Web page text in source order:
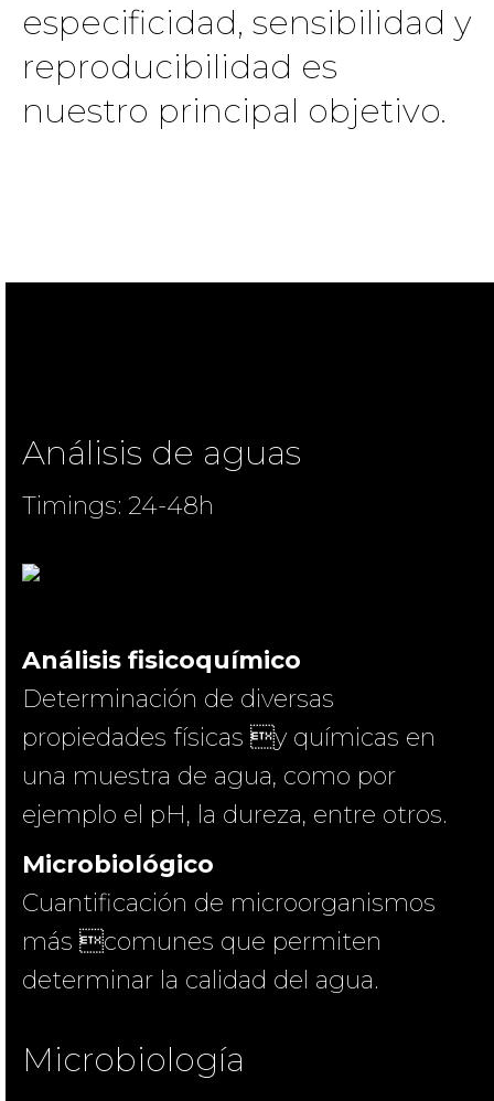
especificidad, sensibilidad y
reproducibilidad es
nuestro principal objetivo.
Análisis de aguas
Timings: 24-48h
Análisis fisicoquímico
Determinación de diversas
propiedades físicas y químicas en
una muestra de agua, como por
ejemplo el pH, la dureza, entre otros.
Microbiológico
Cuantificación de microorganismos
más comunes que permiten
determinar la calidad del agua.
Microbiología